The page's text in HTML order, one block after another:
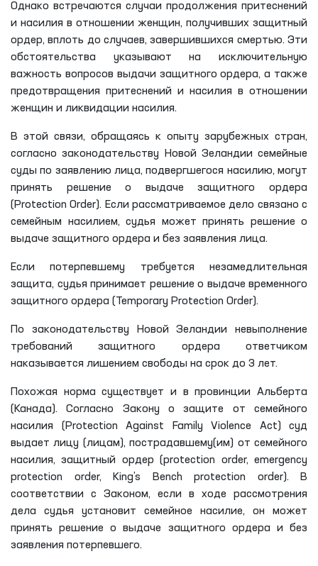
Однако встречаются случаи продолжения притеснений
и насилия в отношении женщин, получивших защитный
ордер, вплоть до случаев, завершившихся смертью. Эти
обстоятельства указывают на исключительную
важность вопросов выдачи защитного ордера, а также
предотвращения притеснений и насилия в отношении
женщин и ликвидации насилия.
В этой связи, обращаясь к опыту зарубежных стран,
согласно законодательству Новой Зеландии семейные
суды по заявлению лица, подвергшегося насилию, могут
принять решение о выдаче защитного ордера
(Protection Order). Если рассматриваемое дело связано с
семейным насилием, судья может принять решение о
выдаче защитного ордера и без заявления лица.
Если потерпевшему требуется незамедлительная
защита, судья принимает решение о выдаче временного
защитного ордера (Temporary Protection Order).
По законодательству Новой Зеландии невыполнение
требований защитного ордера ответчиком
наказывается лишением свободы на срок до 3 лет.
Похожая норма существует и в провинции Альберта
(Канада). Согласно Закону о защите от семейного
насилия (Protection Against Family Violence Act) суд
выдает лицу (лицам), пострадавшему(им) от семейного
насилия, защитный ордер (protection order, emergency
protection order, King’s Bench protection order). В
соответствии с Законом, если в ходе рассмотрения
дела судья установит семейное насилие, он может
принять решение о выдаче защитного ордера и без
заявления потерпевшего.